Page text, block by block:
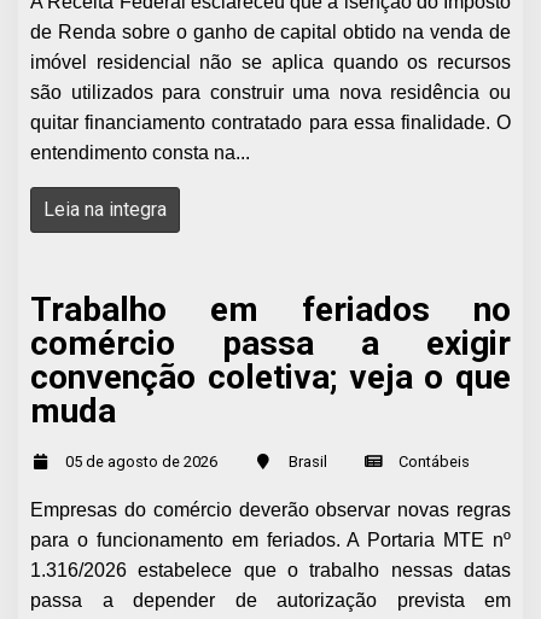
de Renda sobre o ganho de capital obtido na venda de
imóvel residencial não se aplica quando os recursos
são utilizados para construir uma nova residência ou
quitar financiamento contratado para essa finalidade. O
entendimento consta na...
Leia na integra
Trabalho em feriados no
comércio passa a exigir
convenção coletiva; veja o que
muda
05 de agosto de 2026 Brasil Contábeis
Empresas do comércio deverão observar novas regras
para o funcionamento em feriados. A Portaria MTE nº
1.316/2026 estabelece que o trabalho nessas datas
passa a depender de autorização prevista em